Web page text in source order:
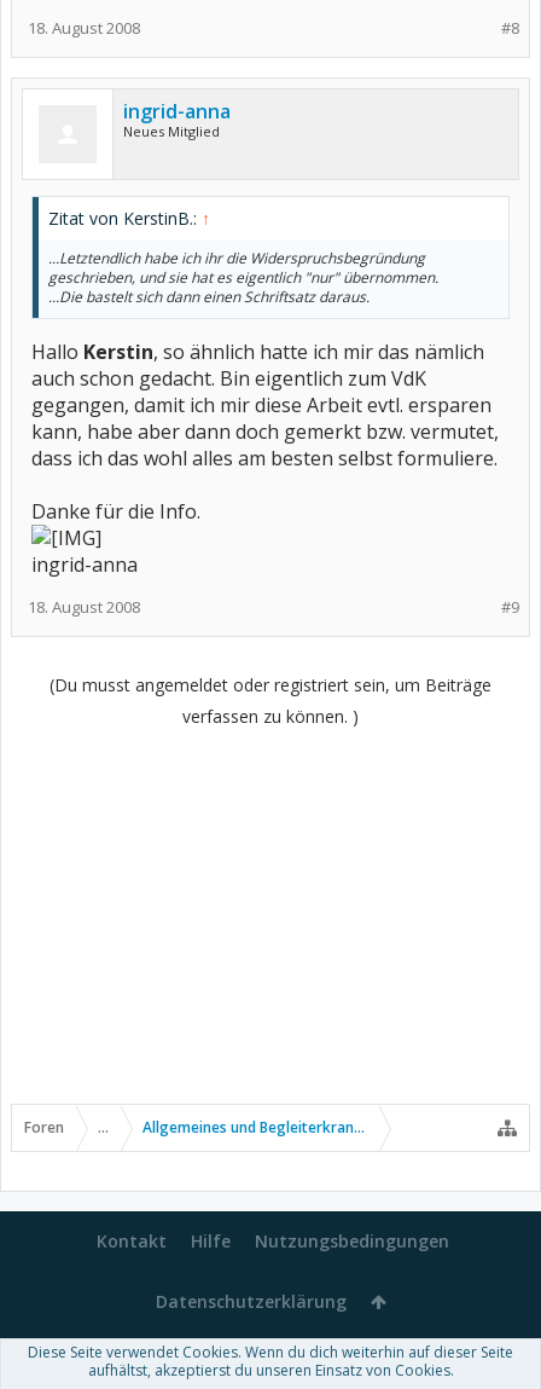
#8
18. August 2008
ingrid-anna
Neues Mitglied
Zitat von KerstinB.: ↑
...Letztendlich habe ich ihr die Widerspruchsbegründung
geschrieben, und sie hat es eigentlich "nur" übernommen.
...Die bastelt sich dann einen Schriftsatz daraus.
Hallo Kerstin, so ähnlich hatte ich mir das nämlich
auch schon gedacht. Bin eigentlich zum VdK
gegangen, damit ich mir diese Arbeit evtl. ersparen
kann, habe aber dann doch gemerkt bzw. vermutet,
dass ich das wohl alles am besten selbst formuliere.
Danke für die Info.
ingrid-anna
#9
18. August 2008
(Du musst angemeldet oder registriert sein, um Beiträge
verfassen zu können. )
Foren ... Allgemeines und Begleiterkrankungen
Kontakt Hilfe Nutzungsbedingungen
Datenschutzerklärung
Forum software by XenForo™-Deutsch von xenDach
Diese Seite verwendet Cookies. Wenn du dich weiterhin auf dieser Seite
aufhältst, akzeptierst du unseren Einsatz von Cookies.